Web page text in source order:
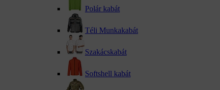
Polár kabát
Téli Munkakabát
Szakácskabát
Softshell kabát